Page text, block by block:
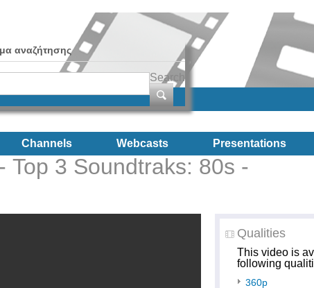
αναζήτησης
Search
Channels Webcasts Presentations
Top 3 Soundtraks: 80s -
Qualities
This video is
following
360p